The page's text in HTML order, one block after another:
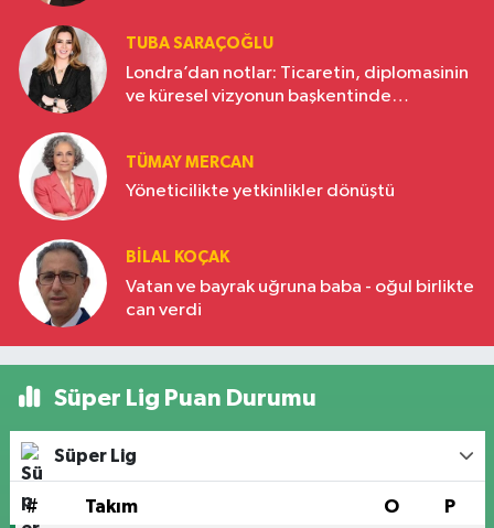
TUBA SARAÇOĞLU
Londra’dan notlar: Ticaretin, diplomasinin
ve küresel vizyonun başkentinde
TÜMAY MERCAN
Yöneticilikte yetkinlikler dönüştü
BILAL KOÇAK
Vatan ve bayrak uğruna baba - oğul birlikte
can verdi
Süper Lig Puan Durumu
Süper Lig
# Takım O P